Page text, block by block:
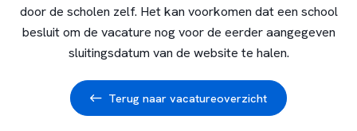
door de scholen zelf. Het kan voorkomen dat een school
besluit om de vacature nog voor de eerder aangegeven
sluitingsdatum van de website te halen.
Terug naar vacatureoverzicht